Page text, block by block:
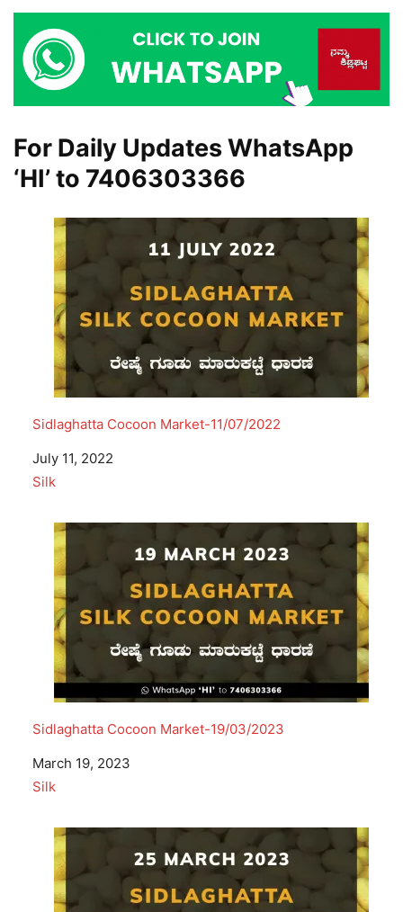
For Daily Updates WhatsApp
‘HI’ to 7406303366
Sidlaghatta Cocoon Market-11/07/2022
Date
July 11, 2022
In relation to
Silk
Sidlaghatta Cocoon Market-19/03/2023
Date
March 19, 2023
In relation to
Silk